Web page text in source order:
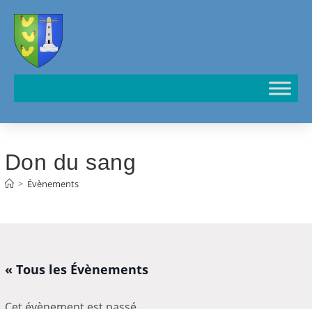
Don du sang
> Évènements
« Tous les Évènements